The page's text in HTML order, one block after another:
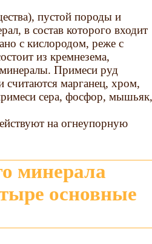
пустой породы и
в состав которого входит
с кислородом, реже с
из кремнезема,
Примеси руд
марганец, хром,
сера, фосфор, мышьяк,
на огнеупорную
основные